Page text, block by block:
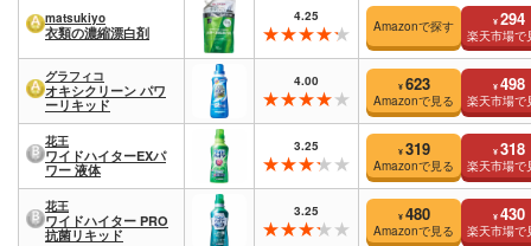
matsukiyo
衣類の濃縮漂白剤
4.25
Amazonで探す ¥ 294
楽天市場で
グラフィコ
オキシクリーン パワ
ーリキッド
4.00 ¥ 623
Amazonで見る
¥ 498
楽天市場で
花王
ワイドハイターEXパ
ワー 液体
3.25 ¥ 319
Amazonで見る
¥ 318
楽天市場で
花王
ワイドハイター PRO
抗菌リキッド
3.25 ¥ 480
Amazonで見る
¥ 430
楽天市場で